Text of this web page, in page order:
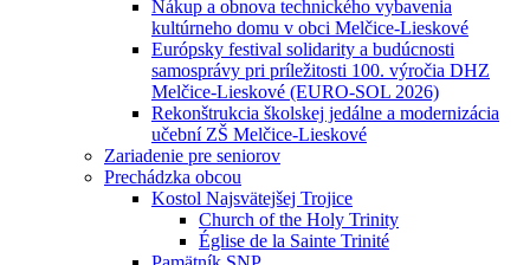
Nákup a obnova technického vybavenia
kultúrneho domu v obci Melčice-Lieskové
Európsky festival solidarity a budúcnosti
samosprávy pri príležitosti 100. výročia DHZ
Melčice-Lieskové (EURO-SOL 2026)
Rekonštrukcia školskej jedálne a modernizácia
učební ZŠ Melčice-Lieskové
Zariadenie pre seniorov
Prechádzka obcou
Kostol Najsvätejšej Trojice
Church of the Holy Trinity
Église de la Sainte Trinité